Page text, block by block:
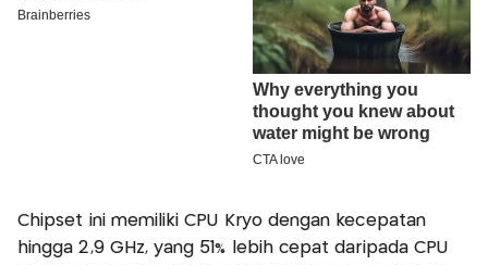
Chipset ini memiliki CPU Kryo dengan kecepatan
hingga 2,9 GHz, yang 51% lebih cepat daripada CPU